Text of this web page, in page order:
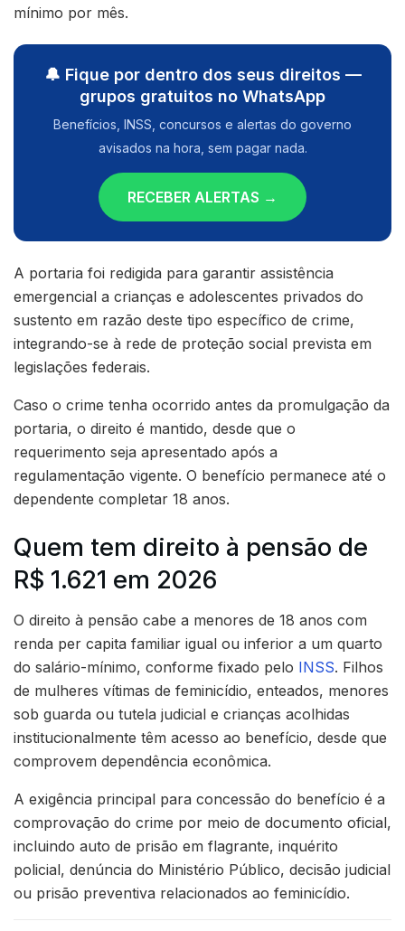
mínimo por mês.
🔔 Fique por dentro dos seus direitos —
grupos gratuitos no WhatsApp
Benefícios, INSS, concursos e alertas do governo
avisados na hora, sem pagar nada.
RECEBER ALERTAS →
A portaria foi redigida para garantir assistência
emergencial a crianças e adolescentes privados do
sustento em razão deste tipo específico de crime,
integrando-se à rede de proteção social prevista em
legislações federais.
Caso o crime tenha ocorrido antes da promulgação da
portaria, o direito é mantido, desde que o
requerimento seja apresentado após a
regulamentação vigente. O benefício permanece até o
dependente completar 18 anos.
Quem tem direito à pensão de
R$ 1.621 em 2026
O direito à pensão cabe a menores de 18 anos com
renda per capita familiar igual ou inferior a um quarto
do salário-mínimo, conforme fixado pelo INSS. Filhos
de mulheres vítimas de feminicídio, enteados, menores
sob guarda ou tutela judicial e crianças acolhidas
institucionalmente têm acesso ao benefício, desde que
comprovem dependência econômica.
A exigência principal para concessão do benefício é a
comprovação do crime por meio de documento oficial,
incluindo auto de prisão em flagrante, inquérito
policial, denúncia do Ministério Público, decisão judicial
ou prisão preventiva relacionados ao feminicídio.